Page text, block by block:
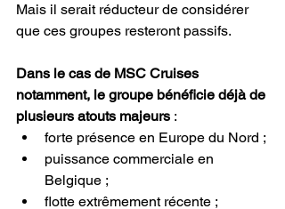
Mais il serait réducteur de considérer
que ces groupes resteront passifs.
Dans le cas de MSC Cruises
notamment, le groupe bénéficie déjà de
plusieurs atouts majeurs :
forte présence en Europe du Nord ;
puissance commerciale en
Belgique ;
flotte extrêmement récente ;